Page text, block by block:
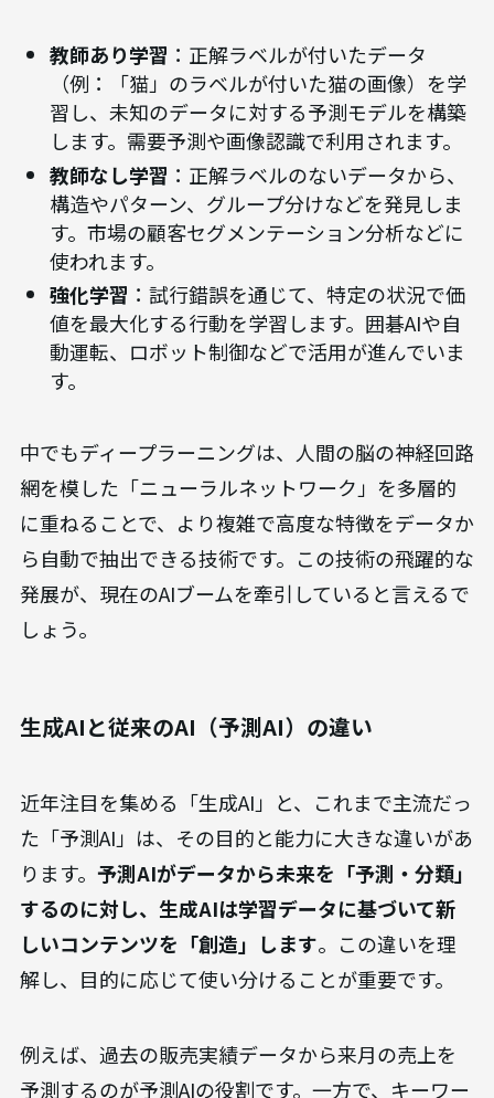
教師あり学習 ：正解ラベルが付いたデータ
（例：「猫」のラベルが付いた猫の画像）を学
習し、未知のデータに対する予測モデルを構築
します。需要予測や画像認識で利用されます。
教師なし学習 ：正解ラベルのないデータから、
構造やパターン、グループ分けなどを発見しま
す。市場の顧客セグメンテーション分析などに
使われます。
強化学習 ：試行錯誤を通じて、特定の状況で価
値を最大化する行動を学習します。囲碁AIや自
動運転、ロボット制御などで活用が進んでいま
す。
中でもディープラーニングは、人間の脳の神経回路
網を模した「ニューラルネットワーク」を多層的
に重ねることで、より複雑で高度な特徴をデータか
ら自動で抽出できる技術です。この技術の飛躍的な
発展が、現在のAIブームを牽引していると言えるで
しょう。
生成AIと従来のAI（予測AI）の違い
近年注目を集める「生成AI」と、これまで主流だっ
た「予測AI」は、その目的と能力に大きな違いがあ
ります。 予測AIがデータから未来を「予測・分類」
するのに対し、生成AIは学習データに基づいて新
しいコンテンツを「創造」します。この違いを理
解し、目的に応じて使い分けることが重要です。
例えば、過去の販売実績データから来月の売上を
予測するのが予測AIの役割です。一方で、キーワー